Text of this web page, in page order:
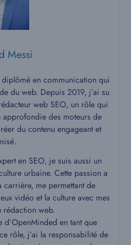
Messi
diplômé en communication qui
du web. Depuis 2019, j’ai su
web SEO, un rôle qui
approfondie des moteurs de
du contenu engageant et
en SEO, je suis aussi un
urbaine. Cette passion a
carrière, me permettant de
vidéo et la culture avec mes
rédaction web.
d’OpenMinded en tant que
rôle, j’ai la responsabilité de